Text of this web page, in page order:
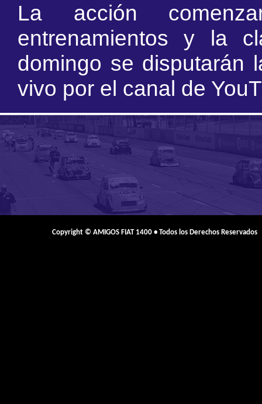
La acción
entrenamientos y la
domingo se disputarán
vivo por el canal de